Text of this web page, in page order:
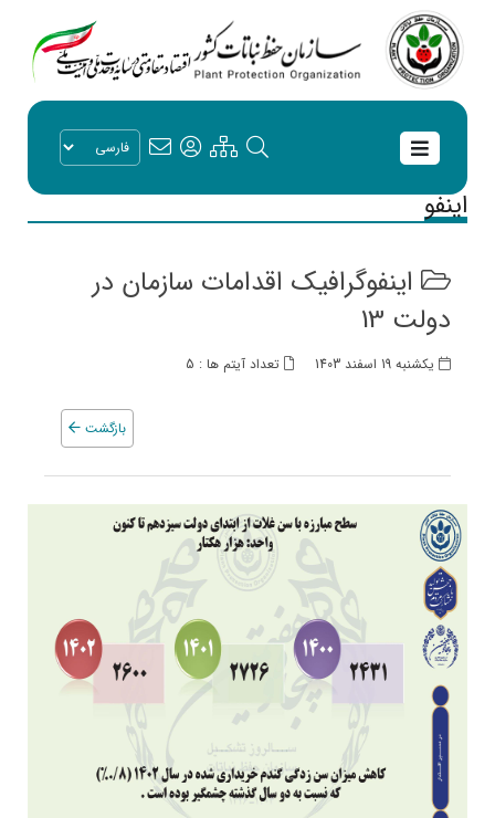
اینفو
اینفوگرافیک اقدامات سازمان در
دولت 13
یکشنبه 19 اسفند 1403 تعداد آیتم ها : 5
بازگشت